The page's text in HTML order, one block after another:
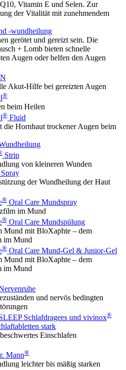
Vitamin E und Selen. Zur
der Vitalität mit zunehmendem
-wundheilung
gerötet und gereizt sein. Die
+ Lomb bieten schnelle
Augen oder helfen den Augen
N
Akut-Hilfe bei gereizten Augen
®
beim Heilen
® Fluid
die Hornhaut trockener Augen beim
Strip
von kleineren Wunden
der Wundheilung der Haut
® Oral Care Mundspray
im Mund
® Oral Care Mundspülung
Mund mit BloXaphte – dem
im Mund
® Oral Care Mund-Gel & Junior-Gel
Mund mit BloXaphte – dem
im Mund
und nervös bedingten
Schlafdragees und vivinox®
stark
Einschlafen
Mann®
leichter bis mäßig starken